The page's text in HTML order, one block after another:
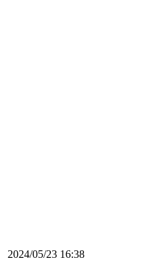
2024/05/23 16:38